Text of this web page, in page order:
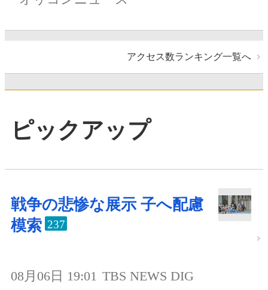
アクセス数ランキング一覧へ
ピックアップ
戦争の悲惨な展示 子へ配慮
模索 237
08月06日 19:01 TBS NEWS DIG